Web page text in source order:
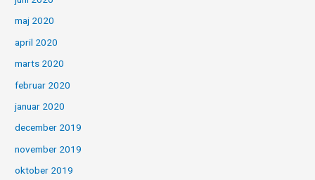
maj 2020
april 2020
marts 2020
februar 2020
januar 2020
december 2019
november 2019
oktober 2019